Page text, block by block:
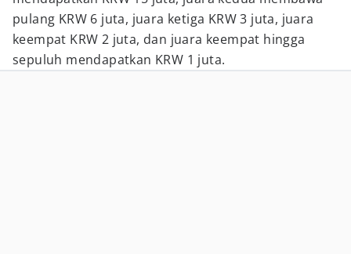
pulang KRW 6 juta, juara ketiga KRW 3 juta, juara
keempat KRW 2 juta, dan juara keempat hingga
sepuluh mendapatkan KRW 1 juta.